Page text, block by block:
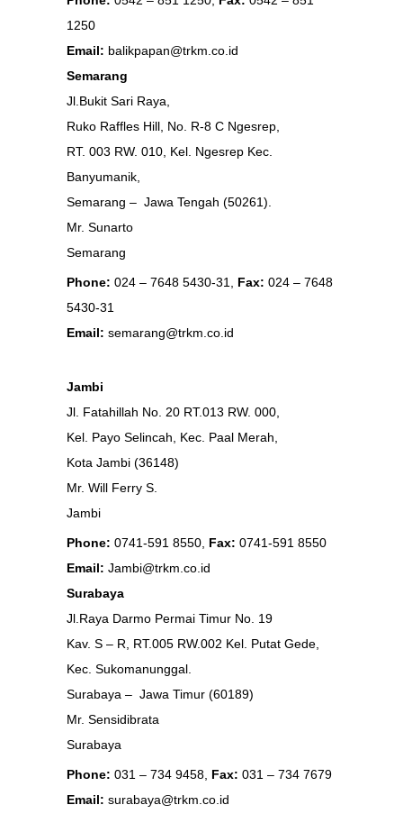
1250
Email: balikpapan@trkm.co.id
Semarang
Jl.Bukit Sari Raya,
Ruko Raffles Hill, No. R-8 C Ngesrep,
RT. 003 RW. 010, Kel. Ngesrep Kec.
Banyumanik,
Semarang – Jawa Tengah (50261).
Mr. Sunarto
Semarang
Phone: 024 – 7648 5430-31, Fax: 024 – 7648
5430-31
Email: semarang@trkm.co.id
Jambi
Jl. Fatahillah No. 20 RT.013 RW. 000,
Kel. Payo Selincah, Kec. Paal Merah,
Kota Jambi (36148)
Mr. Will Ferry S.
Jambi
Phone: 0741-591 8550, Fax: 0741-591 8550
Email: Jambi@trkm.co.id
Surabaya
Jl.Raya Darmo Permai Timur No. 19
Kav. S – R, RT.005 RW.002 Kel. Putat Gede,
Kec. Sukomanunggal.
Surabaya – Jawa Timur (60189)
Mr. Sensidibrata
Surabaya
Phone: 031 – 734 9458, Fax: 031 – 734 7679
Email: surabaya@trkm.co.id